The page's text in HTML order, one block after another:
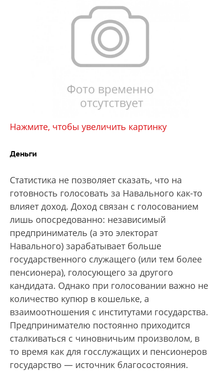
Нажмите, чтобы увеличить картинку
Деньги
Статистика не позволяет сказать, что на
готовность голосовать за Навального как-то
влияет доход. Доход связан с голосованием
лишь опосредованно: независимый
предприниматель (а это электорат
Навального) зарабатывает больше
государственного служащего (или тем более
пенсионера), голосующего за другого
кандидата. Однако при голосовании важно не
количество купюр в кошельке, а
взаимоотношения с институтами государства.
Предпринимателю постоянно приходится
сталкиваться с чиновничьим произволом, в
то время как для госслужащих и пенсионеров
государство — источник благосостояния.